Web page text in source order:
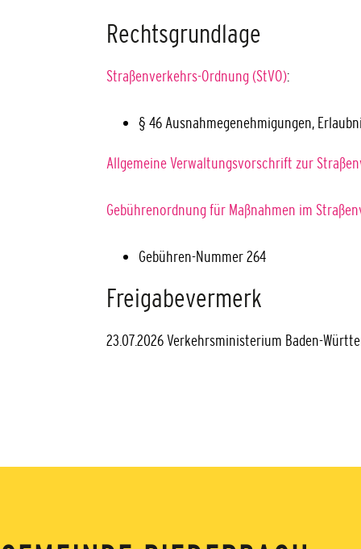
Rechtsgrundlage
Straßenverkehrs-Ordnung (StVO):
§ 46 Ausnahmegenehmigungen,
Allgemeine Verwaltungsvorschrift zur
Gebührenordnung für Maßnahmen im
Gebühren-Nummer264
Freigabevermerk
23.07.2026 Verkehrsministerium Baden-